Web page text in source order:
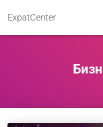
ExpatCenter